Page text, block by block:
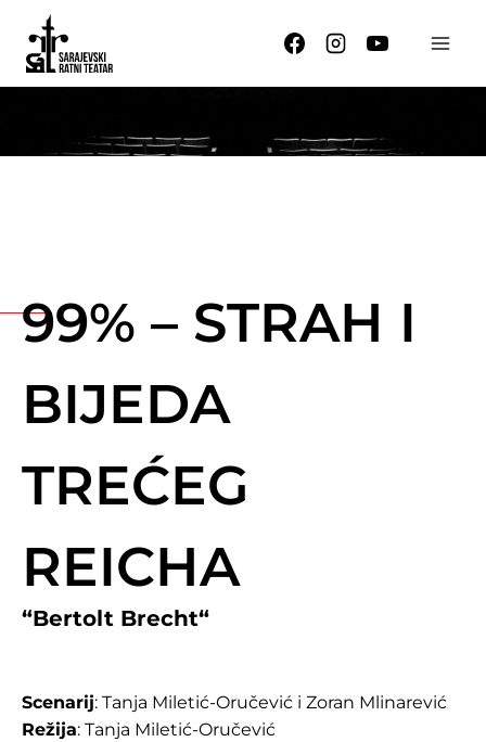
content
99% – STRAH I
BIJEDA
TREĆEG
REICHA
“Bertolt Brecht“
Scenarij: Tanja Miletić-Oručević i Zoran Mlinarević
Režija: Tanja Miletić-Oručević